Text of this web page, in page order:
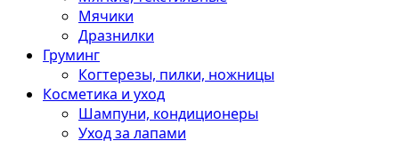
Мячики
Дразнилки
Груминг
Когтерезы, пилки, ножницы
Косметика и уход
Шампуни, кондиционеры
Уход за лапами